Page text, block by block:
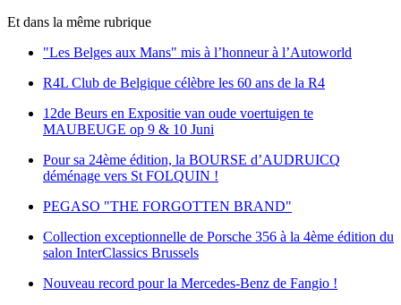
Et dans la même rubrique
"Les Belges aux Mans" mis à l’honneur à l’Autoworld
R4L Club de Belgique célèbre les 60 ans de la R4
12de Beurs en Expositie van oude voertuigen te
MAUBEUGE op 9 & 10 Juni
Pour sa 24ème édition, la BOURSE d’AUDRUICQ
déménage vers St FOLQUIN !
PEGASO "THE FORGOTTEN BRAND"
Collection exceptionnelle de Porsche 356 à la 4ème édition du
salon InterClassics Brussels
Nouveau record pour la Mercedes-Benz de Fangio !